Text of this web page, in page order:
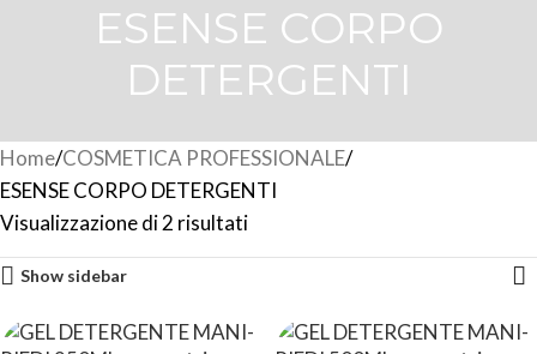
ESENSE CORPO
DETERGENTI
Home COSMETICA PROFESSIONALE
ESENSE CORPO DETERGENTI
Visualizzazione di 2 risultati
Show sidebar